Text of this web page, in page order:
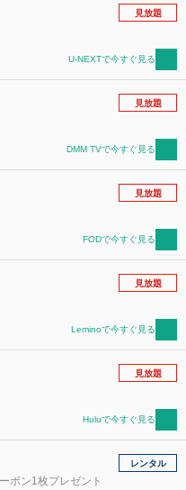
見放題
U-NEXTで今すぐ見る
見放題
DMM TVで今すぐ見る
見放題
FODで今すぐ見る
見放題
Leminoで今すぐ見る
見放題
Huluで今すぐ見る
ポン1枚プレゼント
レンタル